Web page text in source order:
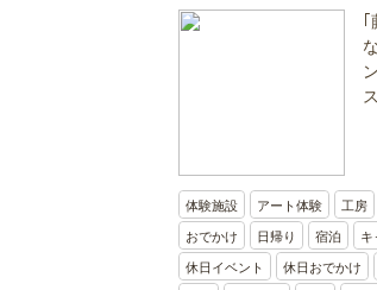
体験施設 アート体験 工房
おでかけ 日帰り 宿泊 キ
休日イベント 休日おでかけ